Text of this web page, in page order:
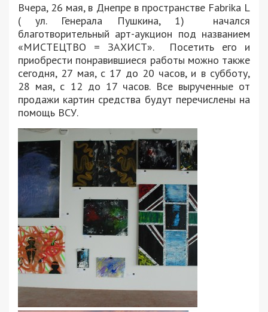
Вчера, 26 мая, в Днепре в пространстве Fabrika L
( ул. Генерала Пушкина, 1) начался
благотворительный арт-аукцион под названием
«МИСТЕЦТВО = ЗАХИСТ». Посетить его и
приобрести понравившиеся работы можно также
сегодня, 27 мая, с 17 до 20 часов, и в субботу,
28 мая, с 12 до 17 часов. Все вырученные от
продажи картин средства будут перечислены на
помощь ВСУ.